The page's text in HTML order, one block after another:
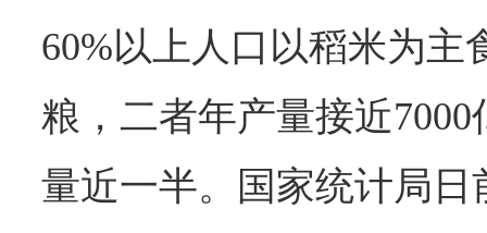
60%以上人口以稻米为主
粮，二者年产量接近
量近一半。国家统计局